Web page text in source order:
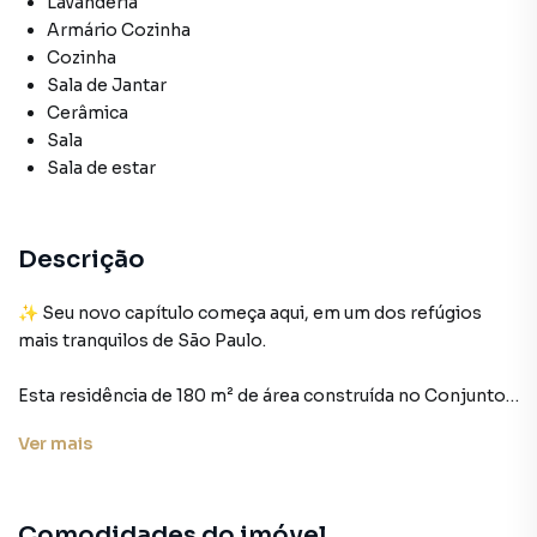
Armário Cozinha
Cozinha
Sala de Jantar
Cerâmica
Sala
Sala de estar
Descrição
✨ Seu novo capítulo começa aqui, em um dos refúgios
mais tranquilos de São Paulo.
Esta residência de 180 m² de área construída no Conjunto
espaço e funcionalidade. Projetada para famílias que não
Ver mais